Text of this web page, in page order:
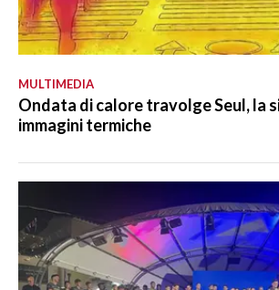
MULTIMEDIA
Ondata di calore travolge Seul, la
immagini termiche